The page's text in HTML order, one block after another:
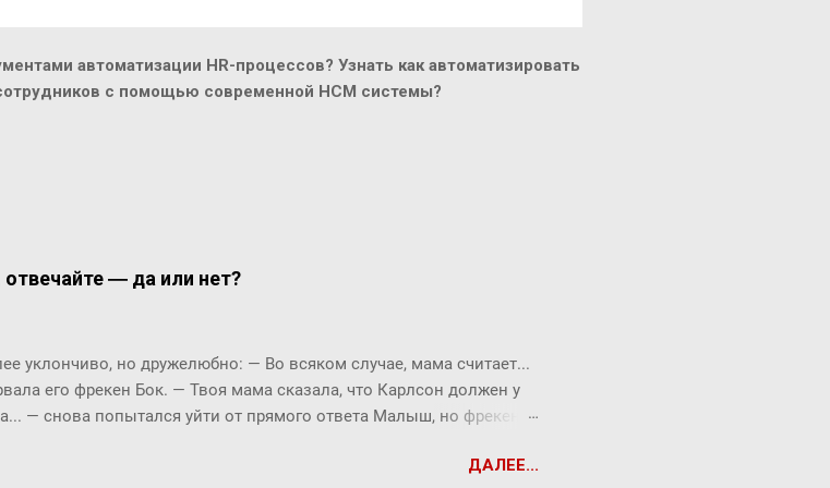
автоматизации HR-процессов? Узнать как автоматизировать
с помощью современной HCM системы?
― да или нет?
уклончиво, но дружелюбно: ― Во всяком случае, мама считает...
его фрекен Бок. ― Твоя мама сказала, что Карлсон должен у
― снова попытался уйти от прямого ответа Малыш, но фрекен
― Представь себе, трудно, ― вмешался Карлсон. ― Я сейчас
ДАЛЕЕ...